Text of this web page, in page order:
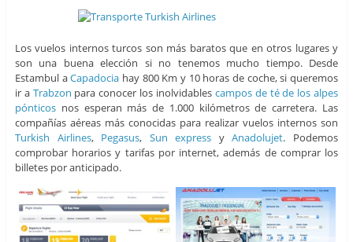
Los vuelos internos turcos son más baratos que en otros lugares y
son una buena elección si no tenemos mucho tiempo. Desde
Estambul aCapadocia hay 800 Km y 10 horas de coche, si queremos
ir a Trabzon para conocer los inolvidables campos de té de los alpes
pónticosnos esperan más de 1.000 kilómetros de carretera. Las
compañías aéreas más conocidas para realizar vuelos internos son
Turkish Airlines, Pegasus, Sun express yAnadolujet. Podemos
comprobar horarios y tarifas por internet, además de comprar los
billetes por anticipado.